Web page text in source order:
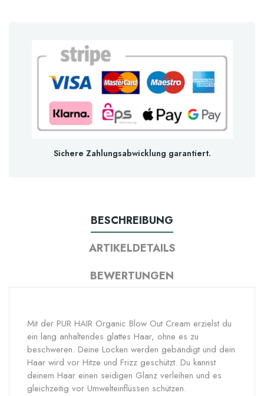
Sichere Zahlungsabwicklung garantiert.
BESCHREIBUNG
ARTIKELDETAILS
BEWERTUNGEN
Mit der PUR HAIR Organic Blow Out Cream erzielst du
ein lang anhaltendes glattes Haar, ohne es zu
beschweren. Deine Locken werden gebändigt und dein
Haar wird vor Hitze und Frizz geschützt. Du kannst
deinem Haar einen seidigen Glanz verleihen und es
gleichzeitig vor Umwelteinflüssen schützen.